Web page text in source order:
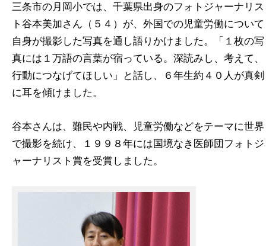
三条市の月岡小では、千葉県出身のフォトジャーナリス
ト谷本美加さん（５４）が、外国での児童労働について
自身が撮影した写真を通し語りかけました。「１枚の写
真には１万語の言葉が宿っている。深読みし、考えて、
行動につなげてほしい」と話し、６年生約４０人が真剣
に耳を傾けました。
谷本さんは、難民や内戦、児童労働などをテーマに世界
で撮影を続け、１９９８年には国境なき医師団フォトジ
ャーナリスト賞を受賞しました。